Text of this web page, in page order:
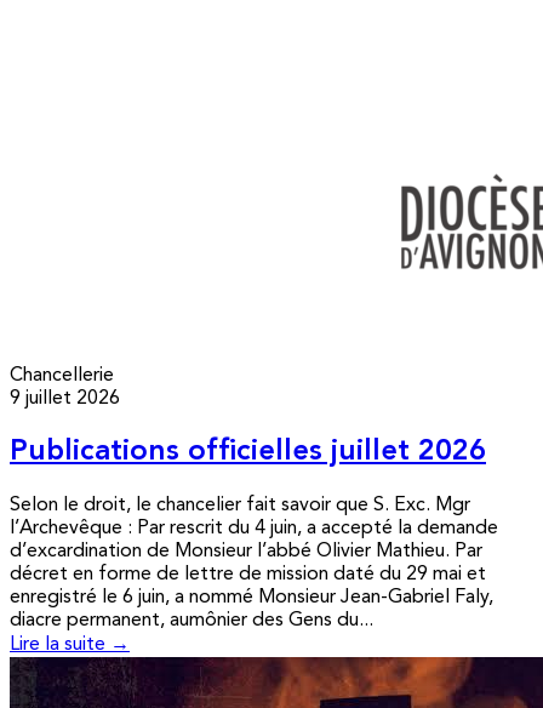
Chancellerie
9 juillet 2026
Publications officielles juillet 2026
Selon le droit, le chancelier fait savoir que S. Exc. Mgr
l’Archevêque : Par rescrit du 4 juin, a accepté la demande
d’excardination de Monsieur l’abbé Olivier Mathieu. Par
décret en forme de lettre de mission daté du 29 mai et
enregistré le 6 juin, a nommé Monsieur Jean-Gabriel Faly,
diacre permanent, aumônier des Gens du...
Lire la suite →